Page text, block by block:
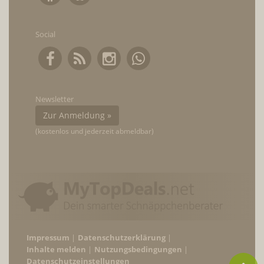
Social
Newsletter
Zur Anmeldung »
(kostenlos und jederzeit abmeldbar)
Impressum
Datenschutzerklärung
Inhalte melden
Nutzungsbedingungen
Datenschutzeinstellungen